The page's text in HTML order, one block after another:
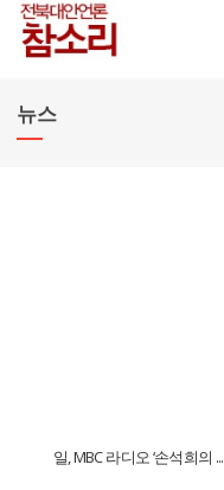
뉴스
일, MBC 라디오 ‘손석희의 ...